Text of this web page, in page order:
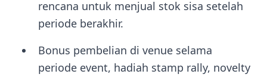
rencana untuk menjual stok sisa setelah
periode berakhir.
Bonus pembelian di venue selama
periode event, hadiah stamp rally, novelty